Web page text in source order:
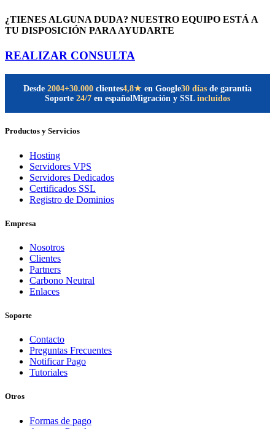
¿TIENES ALGUNA DUDA? NUESTRO EQUIPO ESTÁ A
TU DISPOSICIÓN PARA AYUDARTE
REALIZAR CONSULTA
Desde 2004+30.000 clientes4,8★ en Google30 días de garantía
Soporte 24/7 en españolMigración y SSL incluidos
Productos y Servicios
Hosting
Servidores VPS
Servidores Dedicados
Certificados SSL
Registro de Dominios
Empresa
Nosotros
Clientes
Partners
Carbono Neutral
Enlaces
Soporte
Contacto
Preguntas Frecuentes
Notificar Pago
Tutoriales
Otros
Formas de pago